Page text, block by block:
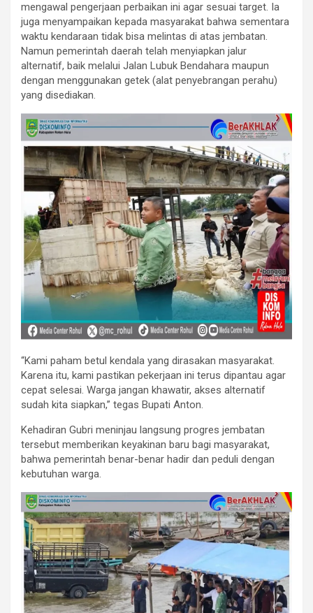
mengawal pengerjaan perbaikan ini agar sesuai target. Ia
juga menyampaikan kepada masyarakat bahwa sementara
waktu kendaraan tidak bisa melintas di atas jembatan.
Namun pemerintah daerah telah menyiapkan jalur
alternatif, baik melalui Jalan Lubuk Bendahara maupun
dengan menggunakan getek (alat penyebrangan perahu)
yang disediakan.
“Kami paham betul kendala yang dirasakan masyarakat.
Karena itu, kami pastikan pekerjaan ini terus dipantau agar
cepat selesai. Warga jangan khawatir, akses alternatif
sudah kita siapkan,” tegas Bupati Anton.
Kehadiran Gubri meninjau langsung progres jembatan
tersebut memberikan keyakinan baru bagi masyarakat,
bahwa pemerintah benar-benar hadir dan peduli dengan
kebutuhan warga.